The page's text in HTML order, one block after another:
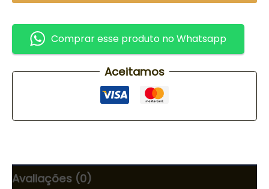
Comprar esse produto no Whatsapp
Aceitamos
Avaliações (0)